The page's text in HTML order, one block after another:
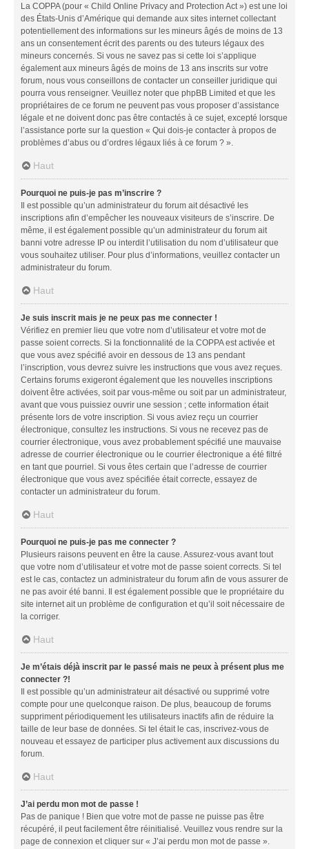
La COPPA (pour « Child Online Privacy and Protection Act ») est une loi
des États-Unis d’Amérique qui demande aux sites internet collectant
potentiellement des informations sur les mineurs âgés de moins de 13
ans un consentement écrit des parents ou des tuteurs légaux des
mineurs concernés. Si vous ne savez pas si cette loi s’applique
également aux mineurs âgés de moins de 13 ans inscrits sur votre
forum, nous vous conseillons de contacter un conseiller juridique qui
pourra vous renseigner. Veuillez noter que phpBB Limited et que les
propriétaires de ce forum ne peuvent pas vous proposer d’assistance
légale et ne doivent donc pas être contactés à ce sujet, excepté lorsque
l’assistance porte sur la question « Qui dois-je contacter à propos de
problèmes d’abus ou d’ordres légaux liés à ce forum ? ».
Haut
Pourquoi ne puis-je pas m’inscrire ?
Il est possible qu’un administrateur du forum ait désactivé les
inscriptions afin d’empêcher les nouveaux visiteurs de s’inscrire. De
même, il est également possible qu’un administrateur du forum ait
banni votre adresse IP ou interdit l’utilisation du nom d’utilisateur que
vous souhaitez utiliser. Pour plus d’informations, veuillez contacter un
administrateur du forum.
Haut
Je suis inscrit mais je ne peux pas me connecter !
Vérifiez en premier lieu que votre nom d’utilisateur et votre mot de
passe soient corrects. Si la fonctionnalité de la COPPA est activée et
que vous avez spécifié avoir en dessous de 13 ans pendant
l’inscription, vous devrez suivre les instructions que vous avez reçues.
Certains forums exigeront également que les nouvelles inscriptions
doivent être activées, soit par vous-même ou soit par un administrateur,
avant que vous puissiez ouvrir une session ; cette information était
présente lors de votre inscription. Si vous aviez reçu un courrier
électronique, consultez les instructions. Si vous ne recevez pas de
courrier électronique, vous avez probablement spécifié une mauvaise
adresse de courrier électronique ou le courrier électronique a été filtré
en tant que pourriel. Si vous êtes certain que l’adresse de courrier
électronique que vous avez spécifiée était correcte, essayez de
contacter un administrateur du forum.
Haut
Pourquoi ne puis-je pas me connecter ?
Plusieurs raisons peuvent en être la cause. Assurez-vous avant tout
que votre nom d’utilisateur et votre mot de passe soient corrects. Si tel
est le cas, contactez un administrateur du forum afin de vous assurer de
ne pas avoir été banni. Il est également possible que le propriétaire du
site internet ait un problème de configuration et qu’il soit nécessaire de
la corriger.
Haut
Je m’étais déjà inscrit par le passé mais ne peux à présent plus me
connecter ?!
Il est possible qu’un administrateur ait désactivé ou supprimé votre
compte pour une quelconque raison. De plus, beaucoup de forums
suppriment périodiquement les utilisateurs inactifs afin de réduire la
taille de leur base de données. Si tel était le cas, inscrivez-vous de
nouveau et essayez de participer plus activement aux discussions du
forum.
Haut
J’ai perdu mon mot de passe !
Pas de panique ! Bien que votre mot de passe ne puisse pas être
récupéré, il peut facilement être réinitialisé. Veuillez vous rendre sur la
page de connexion et cliquer sur « J’ai perdu mon mot de passe ».